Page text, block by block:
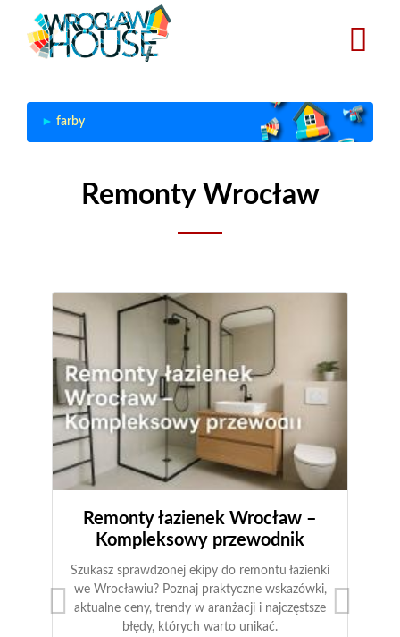
farby
Remonty Wrocław
Remonty łazienek Wrocław –
Kompleksowy przewodnik
Szukasz sprawdzonej ekipy do remontu łazienki
we Wrocławiu? Poznaj praktyczne wskazówki,
aktualne ceny, trendy w aranżacji i najczęstsze
błędy, których warto unikać.